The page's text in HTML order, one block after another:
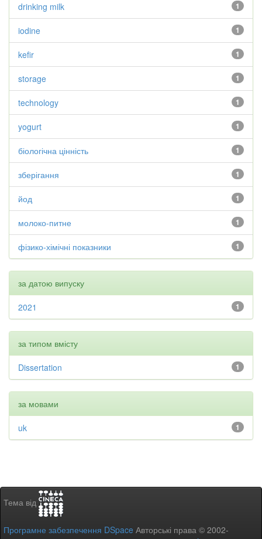
1
drinking milk
1
iodine
1
kefir
1
storage
1
technology
1
yogurt
1
біологічна цінність
1
зберігання
1
йод
1
молоко-питне
1
фізико-хімічні показники
за датою випуску
1
2021
за типом вмісту
1
Dissertation
за мовами
1
uk
Тема від
Програмне забезпечення DSpace Авторські права © 2002-